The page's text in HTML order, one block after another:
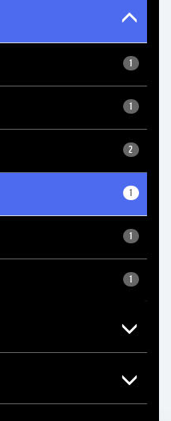
1
1
2
1
1
1